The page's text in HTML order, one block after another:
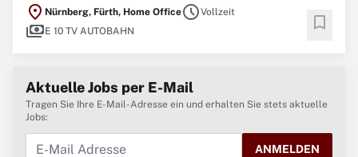
hunderte Tunnel und unzählige Nebenanlagen müssen regelmäßig
geprüft, gewartet und erneuert
location_on Nürnberg, Fürth, Home OfficescheduleVollzeit
paymentsE 10 TV AUTOBAHN bookmark
Aktuelle Jobs per E-Mail
Tragen Sie Ihre E-Mail-Adresse ein und erhalten Sie stets aktuelle
Jobs:
ANMELDEN